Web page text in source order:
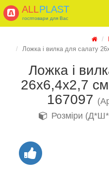
ALLPLAST
госптовари для Вас
Ложка і вилка для салату
Ложка і
26х6,4х2,7
167097
Розміри